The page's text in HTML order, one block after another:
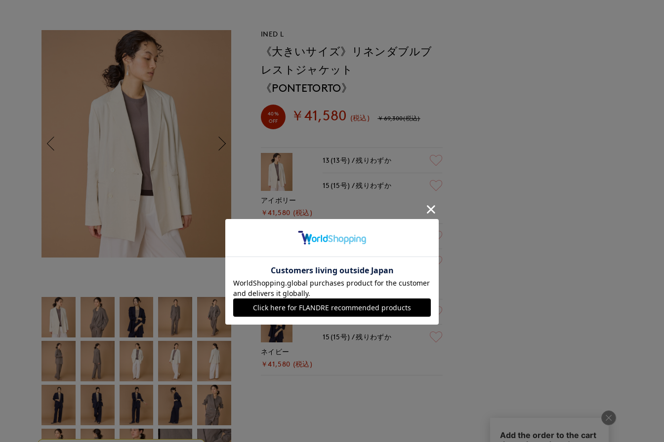
INED L
《大きいサイズ》リネンダブルブ
レストジャケット
《PONTETORTO》
40%
OFF
￥41,580 (税込) ￥69,300(税込)
アイボリー
￥41,580 (税込)
13(13号) 残りわずか
15(15号) 残りわずか
モカチャ
￥41,580 (税込)
13(13号) 残りわずか
ネイビー
￥41,580 (税込)
13(13号) 残りわずか
15(15号) 残りわずか